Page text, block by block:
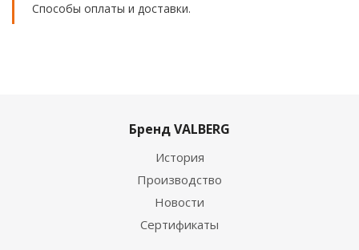
Способы оплаты и доставки.
Бренд VALBERG
История
Производство
Новости
Сертификаты